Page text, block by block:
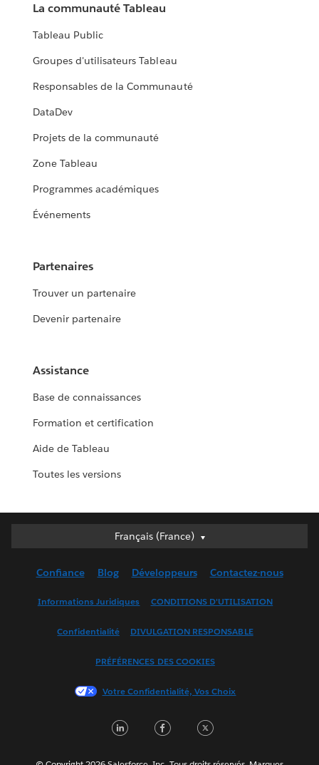
La communauté Tableau
Tableau Public
Groupes d'utilisateurs Tableau
Responsables de la Communauté
DataDev
Projets de la communauté
Zone Tableau
Programmes académiques
Événements
Partenaires
Trouver un partenaire
Devenir partenaire
Assistance
Base de connaissances
Formation et certification
Aide de Tableau
Toutes les versions
Français (France)
Français (France)
English (UK)
Français (Canada)
한국어
Português
Confiance Blog Développeurs Contactez-nous
Informations Juridiques CONDITIONS D'UTILISATION
Confidentialité DIVULGATION RESPONSABLE
PRÉFÉRENCES DES COOKIES
Votre Confidentialité, Vos Choix
LinkedInFacebook